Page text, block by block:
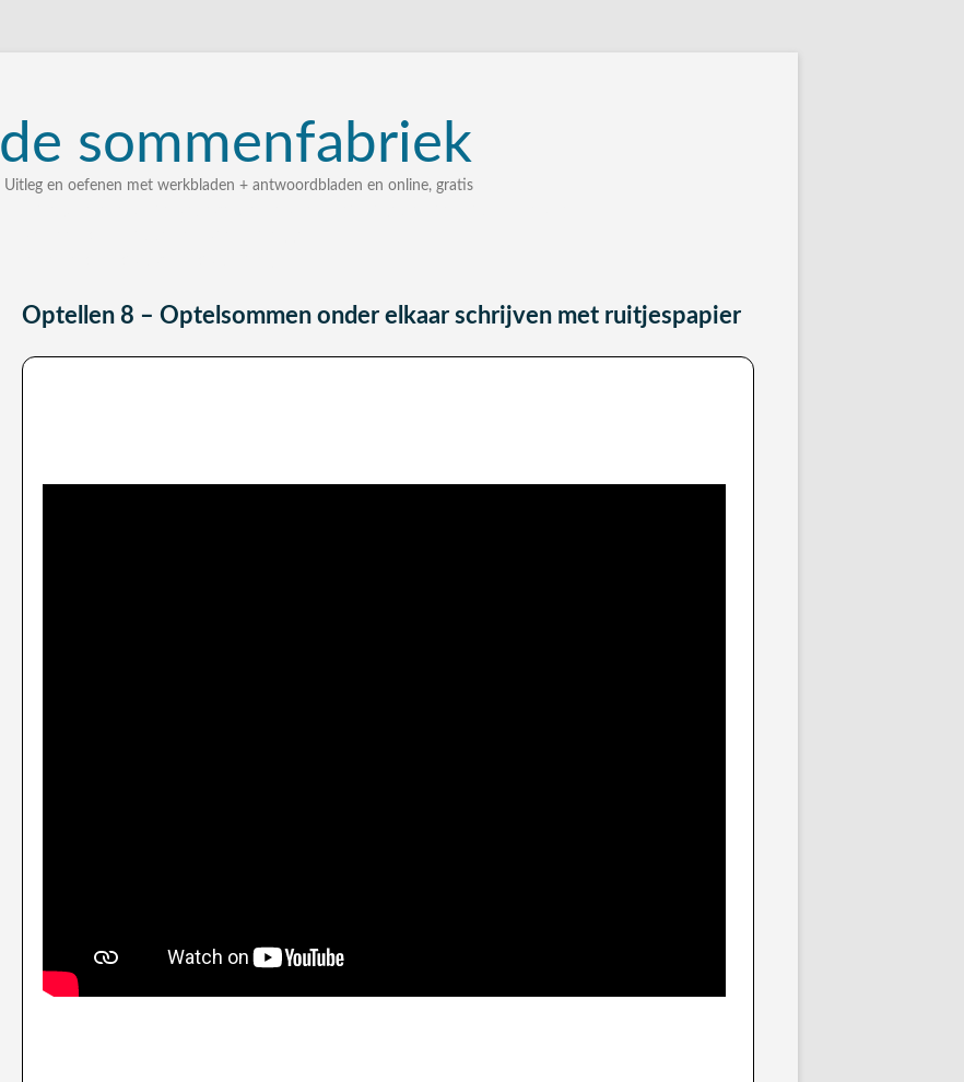
de sommenfabriek
Uitleg en oefenen met werkbladen + antwoordbladen en online, gratis
Optellen 8 – Optelsommen onder elkaar schrijven met ruitjespapier